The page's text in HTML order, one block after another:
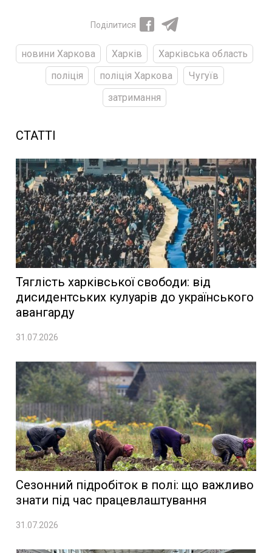
Поділитися
новини Харкова Харків
Харківська область
поліція
поліція Харкова
Чугуїв
затримання
СТАТТІ
Тяглість харківської свободи: від
дисидентських кулуарів до українського
авангарду
31.07.2026
Сезонний підробіток в полі: що важливо
знати під час працевлаштування
31.07.2026